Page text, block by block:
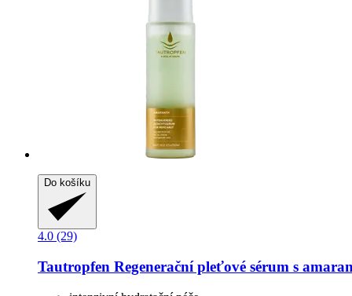
Do košíku
4.0 (29)
Tautropfen Regenerační pleťové sérum s